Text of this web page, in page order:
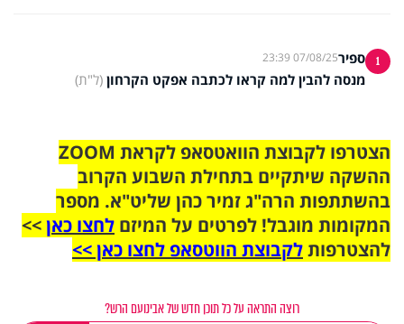
1 ספיר07/08/25 23:39
מנסה להבין למה קראו לכתבה אפקט הקרחון (ל"ת)
הצטרפו לקבוצת הוואטסאפ לקראת ZOOM
ההשקה שיתקיים בתחילת השבוע הקרוב
בהשתתפות הרה"ג זמיר כהן שליט"א. מספר
המקומות מוגבל! לפרטים על המיזם לחצו כאן>>
להצטרפותלקבוצת הווטסאפ לחצו כאן >>
רוצה התראה על כל תוכן חדש של אבינועם הרש?